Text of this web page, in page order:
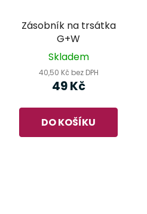
Zásobník na trsátka
G+W
Skladem
40,50 Kč bez DPH
49 Kč
DO KOŠÍKU